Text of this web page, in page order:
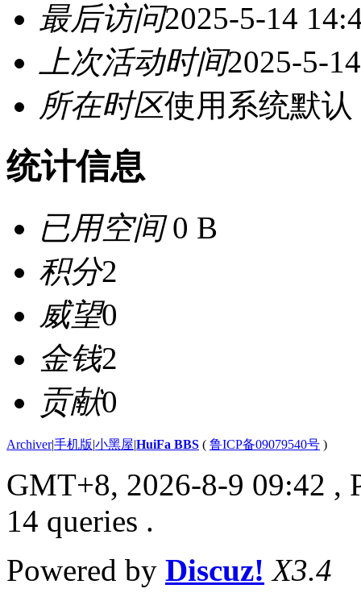
最后访问2025-5-14
上次活动时间2025-5-
所在时区使用系统默认
统计信息
已用空间0 B
积分2
威望0
金钱2
贡献0
Archiver|手机版|小黑屋|HuiFa BBS ( 鲁ICP备09079540号 )
GMT+8, 2026-8-9 09:42 ,
14 queries .
Powered by Discuz! X3.4